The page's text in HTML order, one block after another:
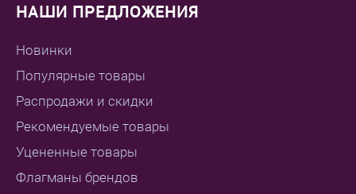
НАШИ ПРЕДЛОЖЕНИЯ
Новинки
Популярные товары
Распродажи и скидки
Рекомендуемые товары
Уцененные товары
Флагманы брендов